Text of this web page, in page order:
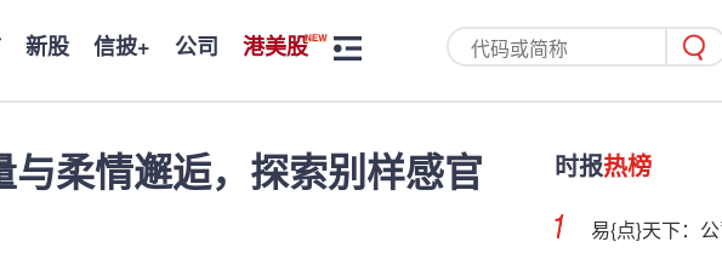
新股 信披+ 公司 港美股
柔情邂逅，探索别样感官
时报热榜